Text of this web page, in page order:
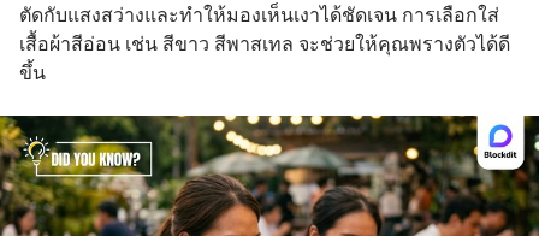
ตัดกับแสงสว่างและทำให้มองเห็นเงาได้ชัดเจน การเลือกใส่
เสื้อผ้าสีอ่อน เช่น สีขาว สีพาสเทล จะช่วยให้คุณพรางตัวได้ดี
ขึ้น